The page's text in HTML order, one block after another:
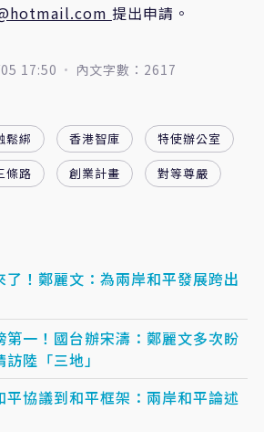
提出申請。
17:50 內文字數：2617
鬆綁 香港智庫
特使辦公室
條路 創業計畫 對等尊嚴
了！鄭麗文：為兩岸和平發展跨出
第一！國台辦宋濤：鄭麗文多次盼
陸「三地」
平協議到和平框架：兩岸和平論述